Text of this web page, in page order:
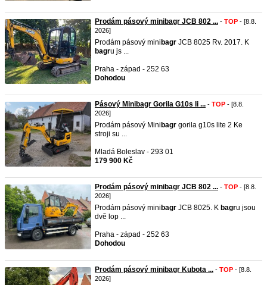
Prodám pásový minibagr JCB 802 ... - TOP - [8.8.
2026]
Prodám pásový mini bagr JCB 8025 Rv. 2017. K
bagru js ...
Praha - západ - 252 63
Dohodou
Pásový Minibagr Gorila G10s li ... - TOP - [8.8.
2026]
Prodám pásový Mini bagr gorila g10s lite 2 Ke
stroji su ...
Mladá Boleslav - 293 01
179 900 Kč
Prodám pásový minibagr JCB 802 ... - TOP - [8.8.
2026]
Prodám pásový mini bagr JCB 8025. K bagru jsou
dvě lop ...
Praha - západ - 252 63
Dohodou
Prodám pásový minibagr Kubota ... - TOP - [8.8.
2026]